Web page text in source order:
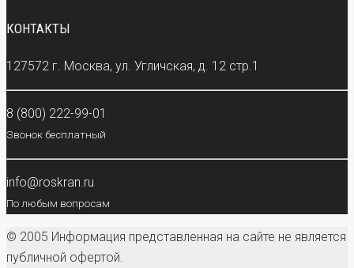
КОНТАКТЫ
127572 г. Москва, ул. Угличская, д. 12 стр.1
8 (800) 222-99-01
Звонок бесплатный
info@roskran.ru
По любым вопросам
© 2005 Информация представленная на сайте не является
публичной офертой.